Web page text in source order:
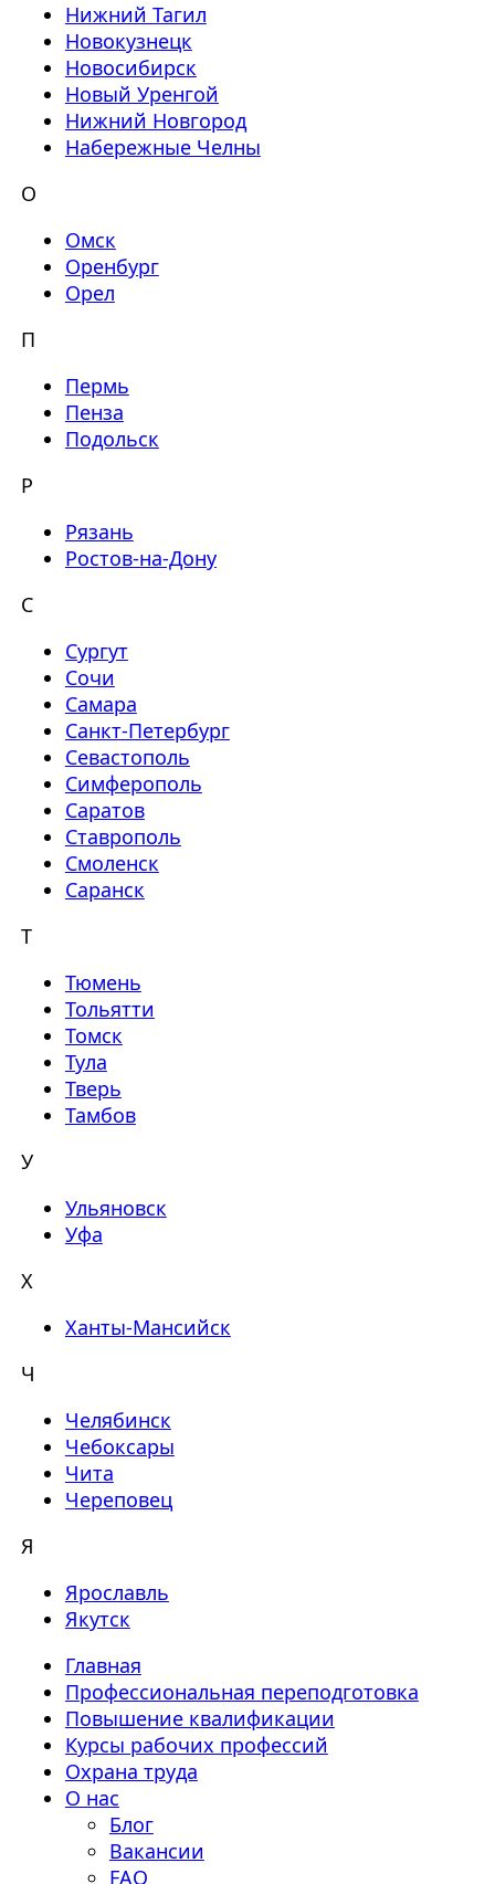
Нижний Тагил
Новокузнецк
Новосибирск
Новый Уренгой
Нижний Новгород
Набережные Челны
О
Омск
Оренбург
Орел
П
Пермь
Пенза
Подольск
Р
Рязань
Ростов-на-Дону
С
Сургут
Сочи
Самара
Санкт-Петербург
Севастополь
Симферополь
Саратов
Ставрополь
Смоленск
Саранск
Т
Тюмень
Тольятти
Томск
Тула
Тверь
Тамбов
У
Ульяновск
Уфа
Х
Ханты-Мансийск
Ч
Челябинск
Чебоксары
Чита
Череповец
Я
Ярославль
Якутск
Главная
Профессиональная переподготовка
Повышение квалификации
Курсы рабочих профессий
Охрана труда
О нас
Блог
Вакансии
FAQ